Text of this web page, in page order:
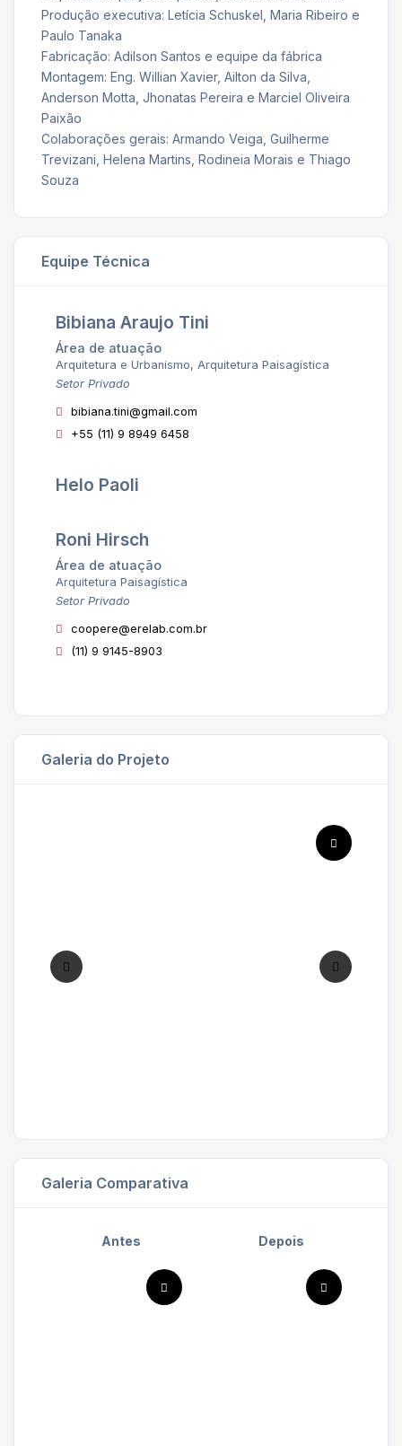
Produção executiva: Letícia Schuskel, Maria Ribeiro e
Paulo Tanaka
Fabricação: Adilson Santos e equipe da fábrica
Montagem: Eng. Willian Xavier, Ailton da Silva,
Anderson Motta, Jhonatas Pereira e Marciel Oliveira
Paixão
Colaborações gerais: Armando Veiga, Guilherme
Trevizani, Helena Martins, Rodineia Morais e Thiago
Souza
Equipe Técnica
Bibiana Araujo Tini
Área de atuação
Arquitetura e Urbanismo, Arquitetura Paisagística
Setor Privado
bibiana.tini@gmail.com
+55 (11) 9 8949 6458
Helo Paoli
Roni Hirsch
Área de atuação
Arquitetura Paisagística
Setor Privado
coopere@erelab.com.br
(11) 9 9145-8903
Galeria do Projeto
Galeria Comparativa
Antes
Depois